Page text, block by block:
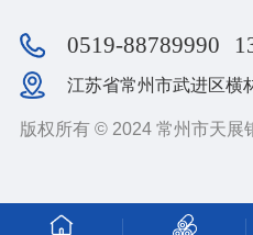
0519-88789990
江苏省常州市武进区横
版权所有 © 2024 常州市天展